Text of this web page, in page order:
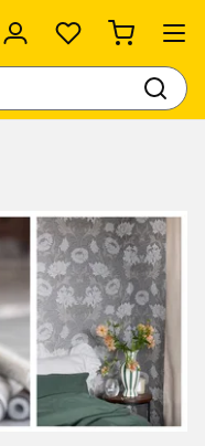
Favoritter